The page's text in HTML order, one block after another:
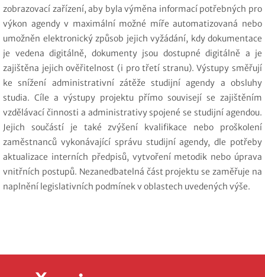
zobrazovací zařízení, aby byla výměna informací potřebných pro
výkon agendy v maximální možné míře automatizovaná nebo
umožněn elektronický způsob jejich vyžádání, kdy dokumentace
je vedena digitálně, dokumenty jsou dostupné digitálně a je
zajištěna jejich ověřitelnost (i pro třetí stranu). Výstupy směřují
ke snížení administrativní zátěže studijní agendy a obsluhy
studia. Cíle a výstupy projektu přímo souvisejí se zajištěním
vzdělávací činnosti a administrativy spojené se studijní agendou.
Jejich součástí je také zvýšení kvalifikace nebo proškolení
zaměstnanců vykonávající správu studijní agendy, dle potřeby
aktualizace interních předpisů, vytvoření metodik nebo úprava
vnitřních postupů. Nezanedbatelná část projektu se zaměřuje na
naplnění legislativních podmínek v oblastech uvedených výše.